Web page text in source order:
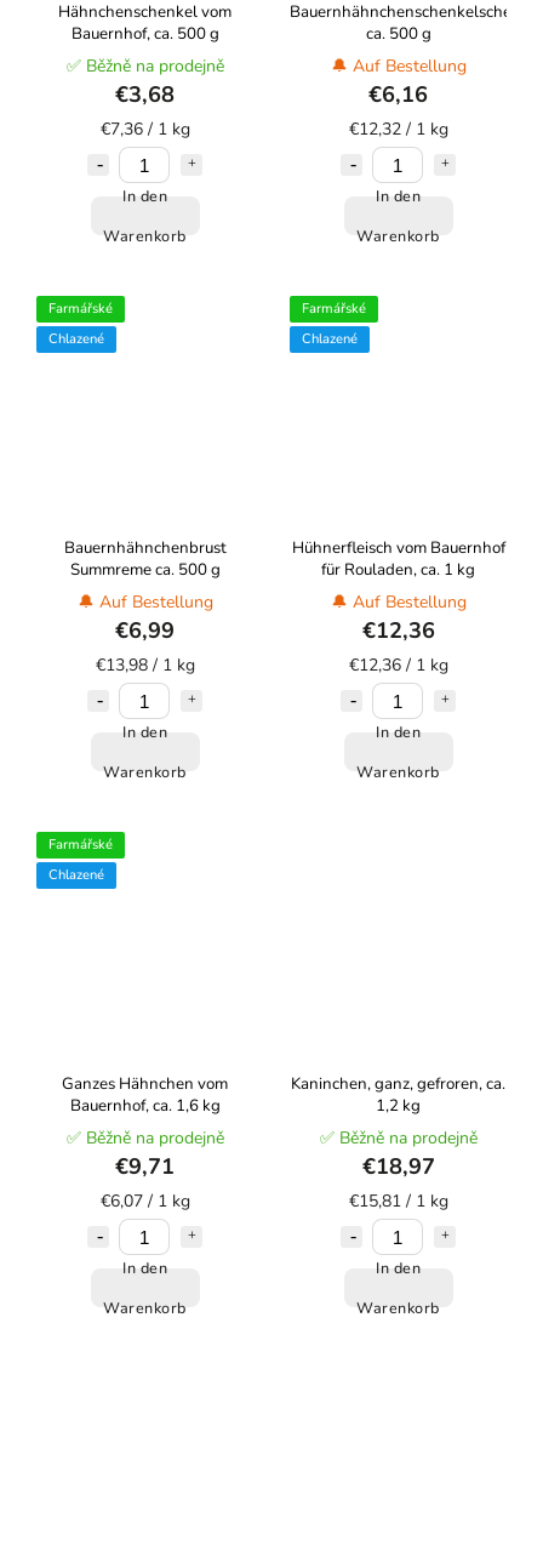
Hähnchenschenkel vom
Bauernhof, ca. 500 g
✅ Běžně na prodejně
€3,68
€7,36 / 1 kg
In den
Warenkorb
Bauernhähnchenschenkelscheibe,
ca. 500 g
🔔 Auf Bestellung
€6,16
€12,32 / 1 kg
In den
Warenkorb
Farmářské
Chlazené
Bauernhähnchenbrust
Summreme ca. 500 g
🔔 Auf Bestellung
€6,99
€13,98 / 1 kg
In den
Warenkorb
Farmářské
Chlazené
Hühnerfleisch vom Bauernhof
für Rouladen, ca. 1 kg
🔔 Auf Bestellung
€12,36
€12,36 / 1 kg
In den
Warenkorb
Farmářské
Chlazené
Ganzes Hähnchen vom
Bauernhof, ca. 1,6 kg
✅ Běžně na prodejně
€9,71
€6,07 / 1 kg
In den
Warenkorb
Kaninchen, ganz, gefroren, ca.
1,2 kg
✅ Běžně na prodejně
€18,97
€15,81 / 1 kg
In den
Warenkorb